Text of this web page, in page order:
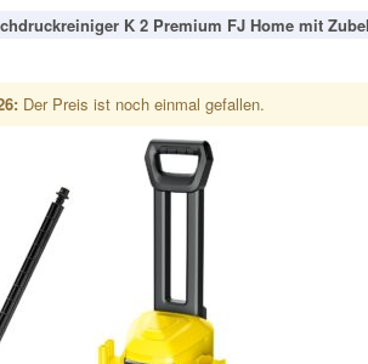
K 2 Premium FJ Home mit
Der Preis ist noch einmal gefallen.